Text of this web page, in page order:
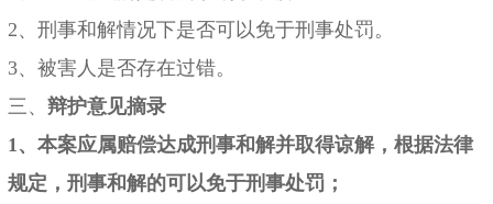
2、刑事和解情况下是否可以免于刑事处罚。
3、被害人是否存在过错。
三、 辩护意见摘录
1、本案应属赔偿达成刑事和解并取得谅解，根据法律
规定，刑事和解的可以免于刑事处罚；